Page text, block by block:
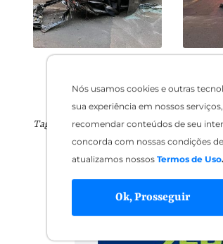
Nós usamos cookies e outras
sua experiência em nossos
recomendar conteúdos de seu
concorda com nossas condições
atualizamos nossosTermos de Uso.
Ok, Prosseguir
Tags: